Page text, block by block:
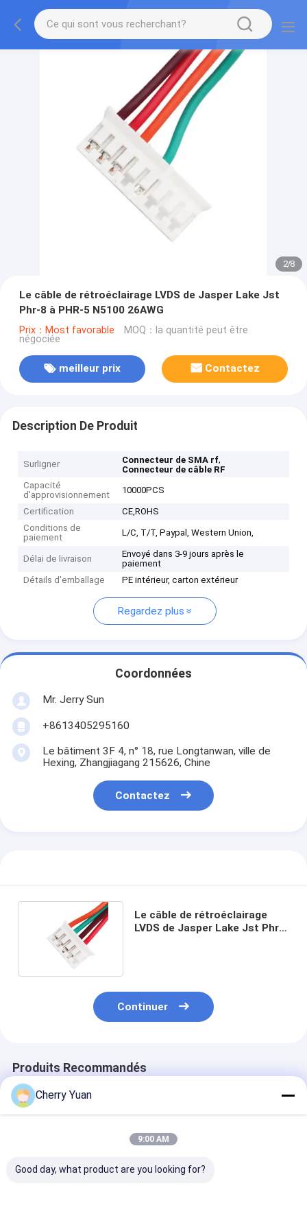
2/8
Le câble de rétroéclairage LVDS de Jasper Lake Jst
Phr-8 à PHR-5 N5100 26AWG
Prix：Most favorable MOQ：la quantité peut être
négociée
meilleur prix Contactez
Description De Produit
Surligner Connecteur de SMA rf,
Connecteur de câble RF
Capacité
d'approvisionnement
10000PCS
Certification
CE,ROHS
Conditions de
paiement
L/C, T/T, Paypal, Western Union,
Délai de livraison
Envoyé dans 3-9 jours après le
paiement
Détails d'emballage
PE intérieur, carton extérieur
Regardez plus
Coordonnées
Mr. Jerry Sun
+8613405295160
Le bâtiment 3F 4, n° 18, rue Longtanwan, ville de
Hexing, Zhangjiagang 215626, Chine
Contactez
Le câble de rétroéclairage
LVDS de Jasper Lake Jst Phr-
Continuer
Produits Recommandés
Cherry Yuan
9:00 AM
Good day, what product are you looking for?